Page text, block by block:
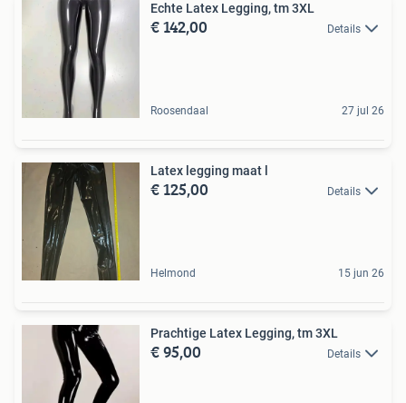
Echte Latex Legging, tm 3XL
€ 142,00 Details
Roosendaal 27 jul 26
Latex legging maat l
€ 125,00 Details
Helmond 15 jun 26
Prachtige Latex Legging, tm 3XL
€ 95,00 Details